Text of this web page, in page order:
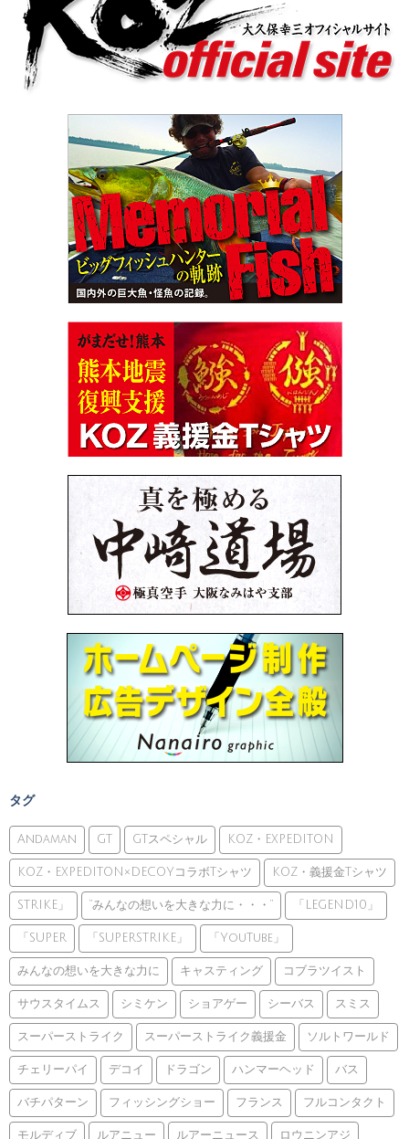
タグ
Andaman GT GTスペシャル KOZ・EXPEDITON
KOZ・EXPEDITON×DECOYコラボTシャツ KOZ・義援金Tシャツ
STRIKE」 ”みんなの想いを大きな力に・・・” 「LEGEND10」
「SUPER 「SUPERSTRIKE」 「YouTube」
みんなの想いを大きな力に キャスティング コブラツイスト
サウスタイムス シミケン ショアゲー シーバス スミス
スーパーストライク スーパーストライク義援金 ソルトワールド
チェリーパイ デコイ ドラゴン ハンマーヘッド バス
バチパターン フィッシングショー フランス フルコンタクト
モルディブ ルアニュー ルアーニュース ロウニンアジ